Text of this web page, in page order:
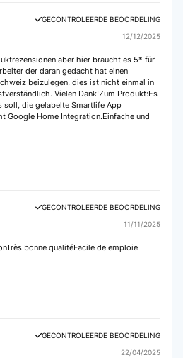
GECONTROLEERDE BEOORDELING
12/12/2025
aber hier braucht es 5* für
der daran gedacht hat einen
beizulegen, dies ist nicht einmal in
Vielen Dank!Zum Produkt:Es
soll, die gelabelte Smartlife App
Google Home Integration.Einfache und
GECONTROLEERDE BEOORDELING
11/11/2025
bonne qualitéFacile de emploie
GECONTROLEERDE BEOORDELING
22/04/2025